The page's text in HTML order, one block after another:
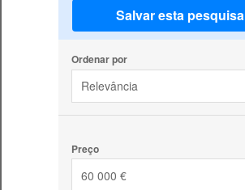
Salvar esta pesquisa
Ordenar por
Relevância
Preço
60 000 €